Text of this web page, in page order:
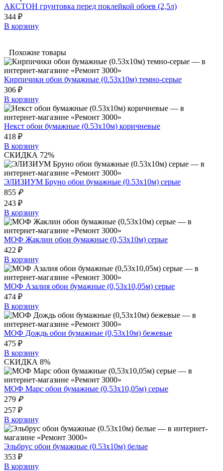
АКСТОН грунтовка перед поклейкой обоев (2,5л)
344 ₽
В корзину
Похожие товары
Кирпичики обои бумажные (0.53х10м) темно-серые
306 ₽
В корзину
Некст обои бумажные (0.53х10м) коричневые
418 ₽
В корзину
СКИДКА 72%
ЭЛИЗИУМ Бруно обои бумажные (0.53х10м) серые
855 ₽
243 ₽
В корзину
МОФ Жаклин обои бумажные (0,53х10м) серые
422 ₽
В корзину
МОФ Азалия обои бумажные (0,53х10,05м) серые
474 ₽
В корзину
МОФ Дождь обои бумажные (0,53х10м) бежевые
475 ₽
В корзину
СКИДКА 8%
МОФ Марс обои бумажные (0,53х10,05м) серые
279 ₽
257 ₽
В корзину
Эльбрус обои бумажные (0.53х10м) белые
353 ₽
В корзину